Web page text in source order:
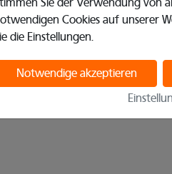
Sie der Verwendung von
Cookies auf unserer
die Einstellungen.
Notwendige akzeptieren
Sie Ihre gute Tat mit
WhatsApp und machen
Dadurch
Wir wünschen viel